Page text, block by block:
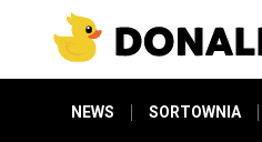
NEWS SORTOWNIA